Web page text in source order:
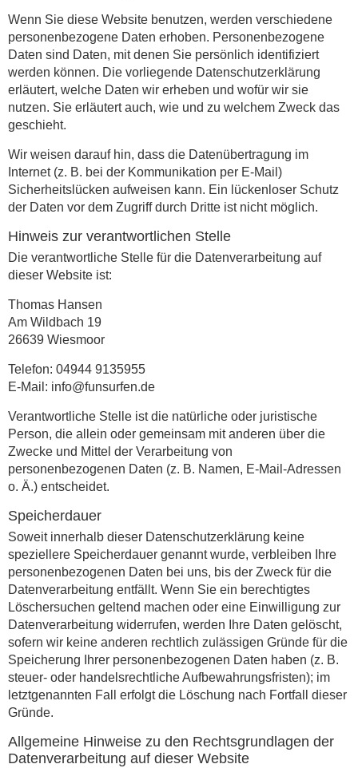
Wenn Sie diese Website benutzen, werden verschiedene
personenbezogene Daten erhoben. Personenbezogene
Daten sind Daten, mit denen Sie persönlich identifiziert
werden können. Die vorliegende Datenschutzerklärung
erläutert, welche Daten wir erheben und wofür wir sie
nutzen. Sie erläutert auch, wie und zu welchem Zweck das
geschieht.
Wir weisen darauf hin, dass die Datenübertragung im
Internet (z. B. bei der Kommunikation per E-Mail)
Sicherheitslücken aufweisen kann. Ein lückenloser Schutz
der Daten vor dem Zugriff durch Dritte ist nicht möglich.
Hinweis zur verantwortlichen Stelle
Die verantwortliche Stelle für die Datenverarbeitung auf
dieser Website ist:
Thomas Hansen
Am Wildbach 19
26639 Wiesmoor
Telefon: 04944 9135955
E-Mail: info@funsurfen.de
Verantwortliche Stelle ist die natürliche oder juristische
Person, die allein oder gemeinsam mit anderen über die
Zwecke und Mittel der Verarbeitung von
personenbezogenen Daten (z. B. Namen, E-Mail-Adressen
o. Ä.) entscheidet.
Speicherdauer
Soweit innerhalb dieser Datenschutzerklärung keine
speziellere Speicherdauer genannt wurde, verbleiben Ihre
personenbezogenen Daten bei uns, bis der Zweck für die
Datenverarbeitung entfällt. Wenn Sie ein berechtigtes
Löschersuchen geltend machen oder eine Einwilligung zur
Datenverarbeitung widerrufen, werden Ihre Daten gelöscht,
sofern wir keine anderen rechtlich zulässigen Gründe für die
Speicherung Ihrer personenbezogenen Daten haben (z. B.
steuer- oder handelsrechtliche Aufbewahrungsfristen); im
letztgenannten Fall erfolgt die Löschung nach Fortfall dieser
Gründe.
Allgemeine Hinweise zu den Rechtsgrundlagen der
Datenverarbeitung auf dieser Website